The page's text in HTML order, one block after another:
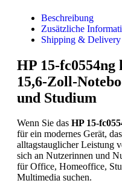
Beschreibung
Zusätzliche
Shipping & Delivery
HP 15-
15,6-Zoll-
und Studium
Wenn Sie das HP 15-
für ein modernes Gerät,
alltagstauglicher Leistung
sich an Nutzerinnen und
für Office, Homeoffice,
Multimedia suchen.